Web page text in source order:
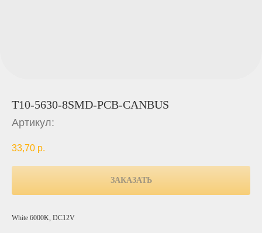
T10-5630-8SMD-PCB-CANBUS
Артикул:
33,70 р.
ЗАКАЗАТЬ
White 6000K, DC12V